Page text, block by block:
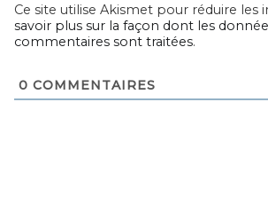
Ce site utilise Akismet pour réduire les
savoir plus sur la façon dont les
commentaires sont traitées.
0 COMMENTAIRES